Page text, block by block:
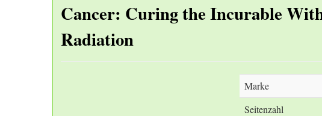
Cancer: Curing the Incurable
Radiation
Marke
Seitenzahl